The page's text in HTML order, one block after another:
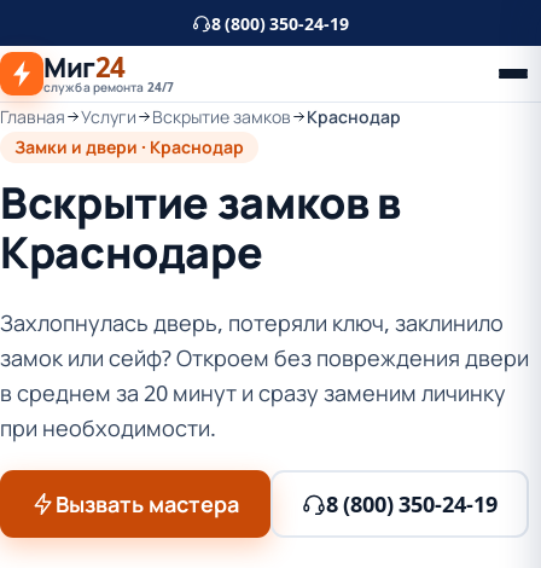
основному
контенту
8 (800) 350-24-19
Миг24
служба ремонта 24/7
Главная Услуги Вскрытие замков
Краснодар
Замки и двери · Краснодар
Вскрытие замков в
Краснодаре
Захлопнулась дверь, потеряли ключ, заклинило
замок или сейф? Откроем без повреждения двери
в среднем за 20 минут и сразу заменим личинку
при необходимости.
Вызвать мастера 8 (800) 350-24-19